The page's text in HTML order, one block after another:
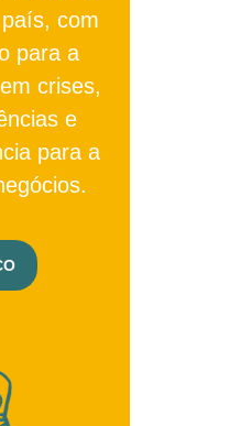
com
para a
crises,
e
para a